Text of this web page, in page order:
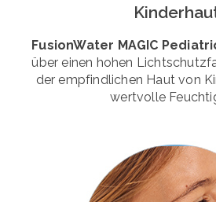
FusionWater MAGIC
über einen hohen
der empfindlichen Haut von
wertvolle